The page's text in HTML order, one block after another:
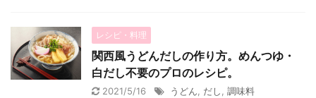
レシピ・料理
関西風うどんだしの作り方。めんつゆ・
白だし不要のプロのレシピ。
2021/5/16 うどん だし 調味料